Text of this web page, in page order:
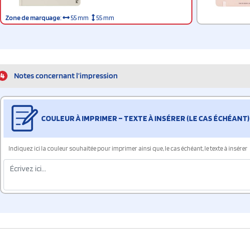
Zone de marquage: 55 mm 55 mm
4 Notes concernant l’impression
COULEUR À IMPRIMER – TEXTE À INSÉRER (LE CAS ÉCHÉANT)
Indiquez ici la couleur souhaitée pour imprimer ainsi que, le cas échéant, le texte à insérer